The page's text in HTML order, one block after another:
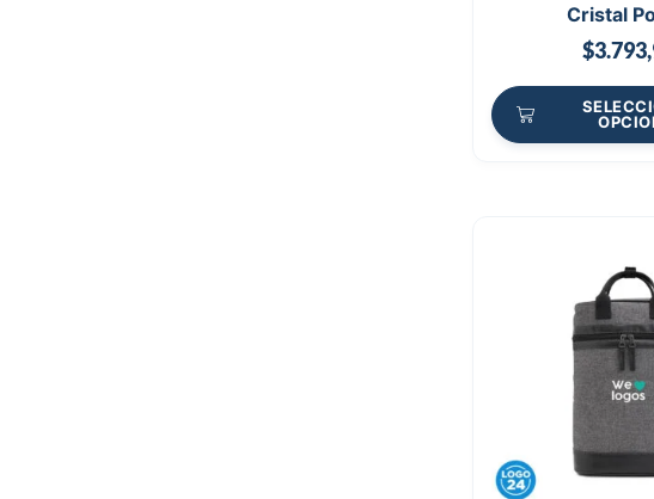
Cristal
$